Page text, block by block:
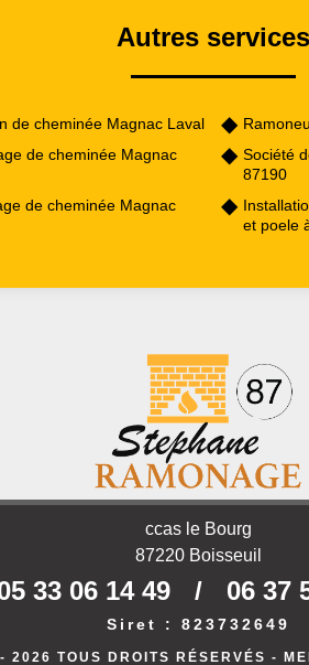
Autres services
de cheminée Magnac Laval
de cheminée Magnac
de cheminée Magnac
Société
87190
et poele
ccas le Bourg
87220 Boisseuil
33 06 14 49 / 06 37
Siret : 823732649
2026 TOUS DROITS RÉSERVÉS -